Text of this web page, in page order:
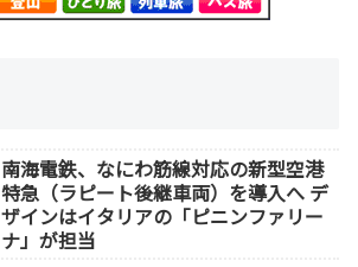
南海電鉄、なにわ筋線対応の新型空港
特急（ラピート後継車両）を導入へ デ
ザインはイタリアの「ピニンファリー
ナ」が担当